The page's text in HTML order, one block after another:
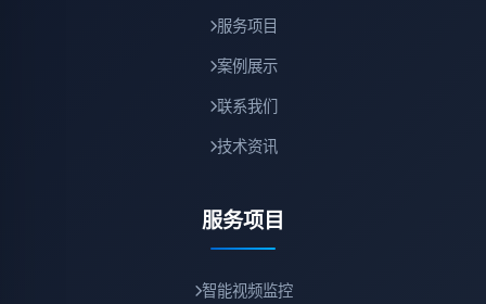
服务项目
案例展示
联系我们
技术资讯
服务项目
智能视频监控